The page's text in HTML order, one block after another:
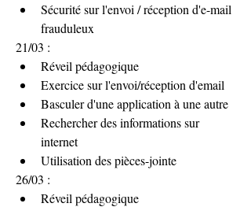
Sécurité sur l'envoi / réception d'e-mail
frauduleux
21/03 :
Réveil pédagogique
Exercice sur l'envoi/réception d'email
Basculer d'une application à une autre
Rechercher des informations sur
internet
Utilisation des pièces-jointe
26/03 :
Réveil pédagogique